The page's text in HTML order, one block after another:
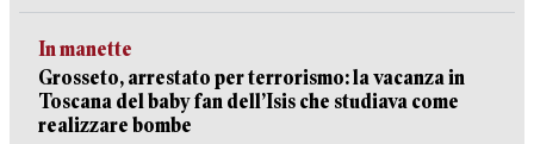
In manette
Grosseto, arrestato per terrorismo: la vacanza in
Toscana del baby fan dell’Isis che studiava come
realizzare bombe